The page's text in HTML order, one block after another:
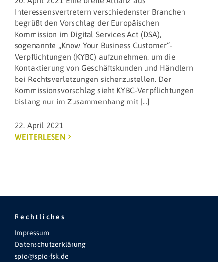
Interessensvertretern verschiedenster Branchen
begrüßt den Vorschlag der Europäischen
Kommission im Digital Services Act (DSA),
sogenannte „Know Your Business Customer“-
Verpflichtungen (KYBC) aufzunehmen, um die
Kontaktierung von Geschäftskunden und Händlern
bei Rechtsverletzungen sicherzustellen. Der
Kommissionsvorschlag sieht KYBC-Verpflichtungen
bislang nur im Zusammenhang mit [...]
22. April 2021
WEITERLESEN
Rechtliches
Impressum
Datenschutzerklärung
spio@spio-fsk.de